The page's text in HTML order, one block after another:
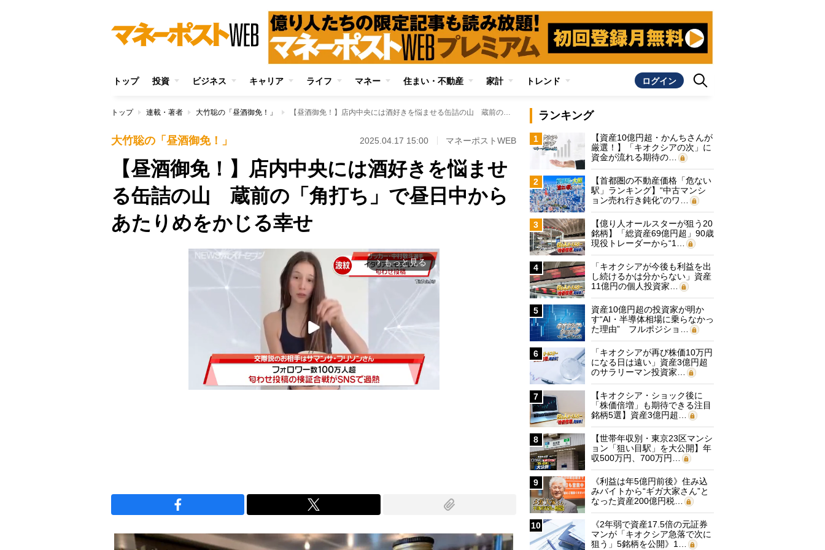
トップ 投資 ビジネス キャリア ライフ マネー 住まい・不動産 家計 トレンド ログイン
トップ 連載・著者 大竹聡の「昼酒御免！」 【昼酒御免！】店内中央には酒好きを悩ませる缶詰の山 蔵前の「角打ち」で昼日中からあたりめをかじる幸せ
大竹聡の「昼酒御免！」 2025.04.17 15:00 マネーポストWEB
【昼酒御免！】店内中央には酒好きを悩ませ
る缶詰の山 蔵前の「角打ち」で昼日中から
あたりめをかじる幸せ
arrow_forward_ios もっと見る
ランキング
1
【資産10億円超・かんちさんが
厳選！】「キオクシアの次」に
資金が流れる期待の…
2
【首都圏の不動産価格「危ない
駅」ランキング】“中古マンシ
ョン売れ行き鈍化”のワ…
3
【億り人オールスターが狙う20
銘柄】「総資産69億円超」90歳
現役トレーダーから“1…
4
「キオクシアが今後も利益を出
し続けるかは分からない」資産
11億円の個人投資家…
5
資産10億円超の投資家が明か
す“AI・半導体相場に乗らなかっ
た理由” フルポジショ…
6
「キオクシアが再び株価10万円
になる日は遠い」資産3億円超
のサラリーマン投資家…
7
【キオクシア・ショック後に
「株価倍増」も期待できる注目
銘柄5選】資産3億円超…
8
【世帯年収別・東京23区マンシ
ョン「狙い目駅」を大公開】年
収500万円、700万円…
9
《利益は年5億円前後》住み込
みバイトから“ギガ大家さん”と
なった資産200億円税…
10
《2年弱で資産17.5倍の元証券
マンが「キオクシア急落で次に
狙う」5銘柄を公開》1…